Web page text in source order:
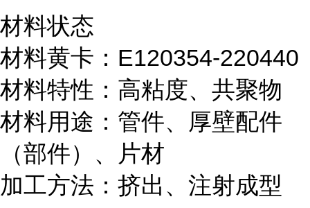
材料状态
材料黄卡：E120354-220440
材料特性：高粘度、共聚物
材料用途：管件、厚壁配件
（部件）、片材
加工方法：挤出、注射成型